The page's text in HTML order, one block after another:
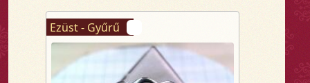
Ezüst - Gyűrű